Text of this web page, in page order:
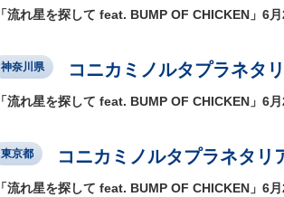
「流れ星を探して feat. BUMP OF CHICKEN」6
神奈川県 コニカミノルタプラネタ
「流れ星を探して feat. BUMP OF CHICKEN」6
東京都 コニカミノルタプラネタリ
「流れ星を探して feat. BUMP OF CHICKEN」6